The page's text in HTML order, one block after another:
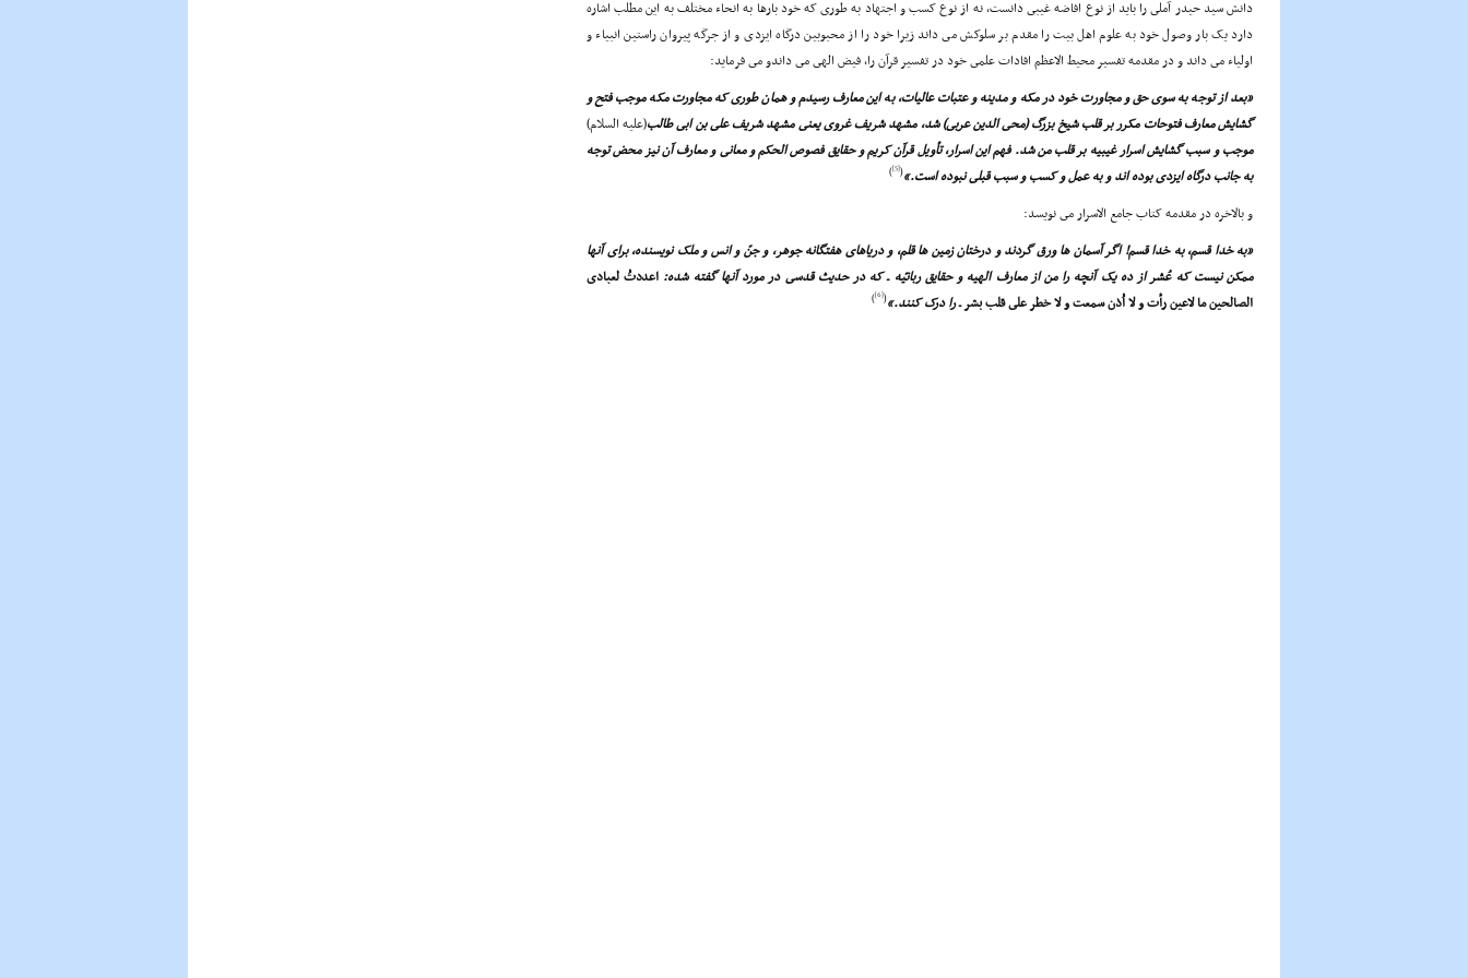
دانش سید حیدر آملى را باید از نوع افاضه غیبى دانست، نه از نوع کسب و اجتهاد به طورى که خود بارها به انحاء مختلف به این مطلب اشاره
دارد یک بار وصول خود به علوم اهل بیت را مقدم بر سلوکش مى داند زیرا خود را از محبوبین درگاه ایزدى و از جرگه پیروان راستین انبیاء و
اولیاء مى داند و در مقدمه تفسیر محیط الاعظم افادات علمى خود در تفسیر قرآن را، فیض الهى مى داندو مى فرماید:
«بعد از توجه به سوى حق و مجاورت خود در مکه و مدینه و عتبات عالیات، به این معارف رسیدم و همان طورى که مجاورت مکه موجب فتح و
گشایش معارف فتوحات مکرر بر قلب شیخ بزرگ (محى الدین عربى) شد، مشهد شریف غروى یعنى مشهد شریف على بن ابى طالب(علیه السلام)
موجب و سبب گشایش اسرار غیبیه بر قلب من شد. فهم این اسرار، تأویل قرآن کریم و حقایق فصوص الحکم و معانى و معارف آن نیز محض توجه
به جانب درگاه ایزدى بوده اند و به عمل و کسب و سبب قبلى نبوده است.»(
[5]
)
و بالاخره در مقدمه کتاب جامع الاسرار مى نویسد:
«به خدا قسم، به خدا قسم! اگر آسمان ها ورق گردند و درختان زمین ها قلم، و دریاهاى هفتگانه جوهر، و جنّ و انس و ملک نویسنده، براى آنها
ممکن نیست که عُشر از ده یک آنچه را من از معارف الهیه و حقایق ربانیّه ـ که در حدیث قدسى در مورد آنها گفته شده: اعددتُ لعبادى
الصالحین ما لاعین رأت و لا اُذن سمعت و لا خطر على قلب بشر ـرا درک کنند.»(
[6]
)